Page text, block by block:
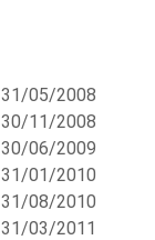
31/05/2008
30/11/2008
30/06/2009
31/01/2010
31/08/2010
31/03/2011